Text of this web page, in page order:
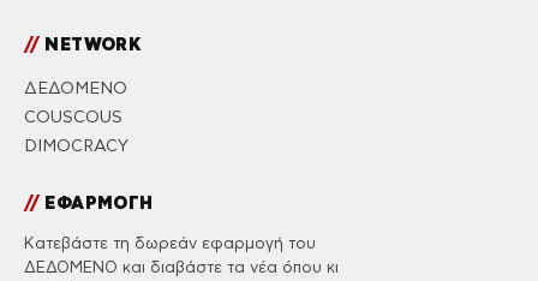
//NETWORK
ΔΕΔΟΜΕΝΟ
COUSCOUS
DIMOCRACY
//ΕΦΑΡΜΟΓΗ
Κατεβάστε τη δωρεάν εφαρμογή του
ΔΕΔΟΜΕΝΟ και διαβάστε τα νέα όπου κι